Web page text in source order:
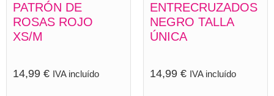
PATRÓN DE
ROSAS ROJO
XS/M
14,99 € IVA incluído
ENTRECRUZADOS
NEGRO TALLA
ÚNICA
14,99 € IVA incluído